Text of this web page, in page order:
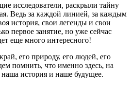
исследователи, раскрыли тайну
Ведь за каждой линией, за каждым
история, свои легенды и свои
первое занятие, но уже сейчас
еще много интересного!
его природу, его людей, его
помнить, что именно здесь, на
история и наше будущее.